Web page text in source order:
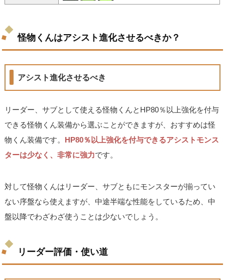
怪物くんはアシスト進化させるべきか？
アシスト進化させるべき
リーダー、サブとして使える怪物くんとHP80％以上強化を付与
できる怪物くん装備から選ぶことができますが、おすすめは怪
物くん装備です。 HP80％以上強化を付与できるアシストモンス
ターは少なく、非常に強力です。
対して怪物くんはリーダー、サブともにモンスターが揃ってい
ない序盤なら使えますが、中途半端な性能をしているため、中
盤以降でわざわざ使うことは少ないでしょう。
リーダー評価・使い道